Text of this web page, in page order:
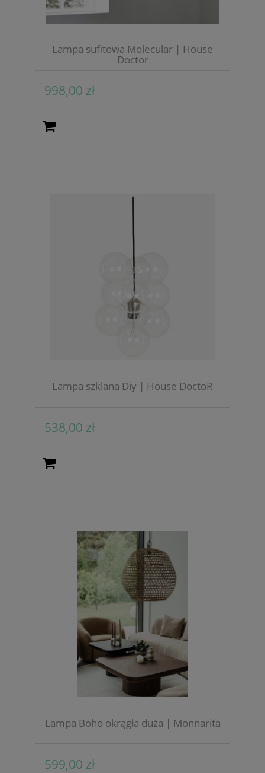
Lampa sufitowa Molecular | House
Doctor
998,00 zł
Lampa szklana Diy | House DoctoR
538,00 zł
Lampa Boho okrągła duża | Monnarita
599,00 zł